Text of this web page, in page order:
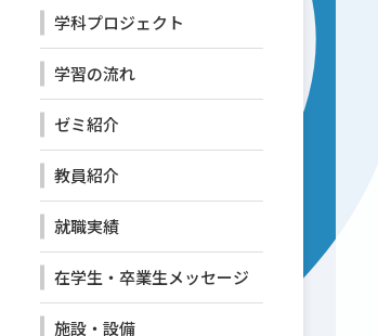
学科プロジェクト
学習の流れ
ゼミ紹介
教員紹介
就職実績
在学生・卒業生メッセージ
施設・設備